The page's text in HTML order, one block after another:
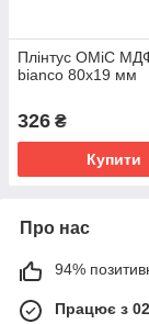
Плінтус ОМіС
bianco 80x19 мм
326 ₴
Купити
Про нас
94%
Працює з